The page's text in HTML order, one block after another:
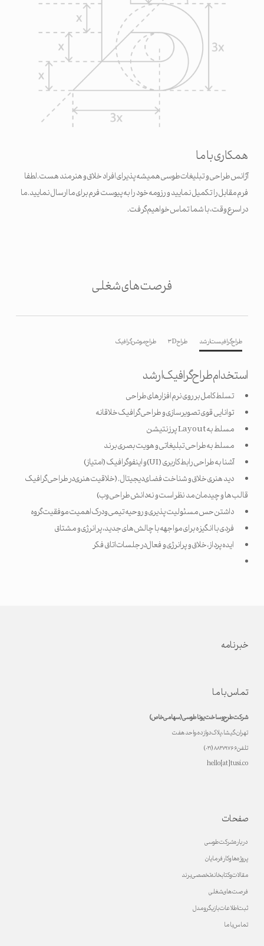
همکاری با ما
آژانس طراحی و تبلیغات طوسی همیشه پذیرای افراد خلاق و هنرمند هست. لطفا
فرم مقابل را تکمیل نمایید و رزومه خود را به پیوست فرم برای ما ارسال نمایید. ما
در اسرع وقت، با شما تماس خواهیم گرفت.
فرصت های شغلی
طراح گرافیست ارشد طراح ۳D طراح موشن گرافیک
استخدام طراح گرافیک ارشد
تسلط کامل بر روی نرم افزارهای طراحی
توانایی قوی تصویرسازی و طراحی گرافیک خلاقانه
مسلط به Layout پرزنتیشن
مسلط به طراحی تبلیغاتی و هویت بصری برند
آشنا به طراحی رابط کاربری (UI) و اینفوگرافیک (امتیاز)
دید هنری خلاق و شناخت فضای دیجیتال. (خلاقیت هنری در طراحی گرافیک
قالب ها و چیدمان مد نظر است و نه دانش طراحی وب)
داشتن حس مسئولیت پذیری و روحیه تیمی و درک اهمیت موفقیت گروه
فردی با انگیزه برای مواجهه با چالش های جدید، پر انرژی و مشتاق
ایده پرداز، خلاق و پرانرژی و فعال در جلسات اتاق فکر
خبرنامه
تماس با ما
شرکت طرح و ساخت یونا طوسی (سهامی خاص)
تهران، گیشا، پلاک دوازده، واحد هفت
تلفن ۸۸۲۷۹۷۶۶ (۰۲۱)
hello[at]tusi.co
صفحات
درباره شرکت طوسی
پروژه ها و کارفرمایان
مقالات و کتابخانه تخصصی برند
فرصت های شغلی
ثبت اطلاعات بازیگر و مدل
تماس با ما